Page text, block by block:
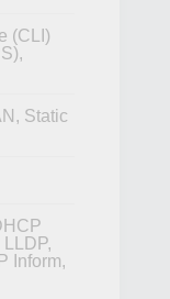
(CLI)
Static
Inform,